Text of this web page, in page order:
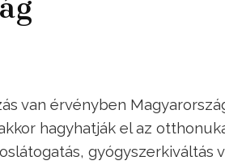
van érvényben
hagyhatják el az
gyógyszerkiváltás